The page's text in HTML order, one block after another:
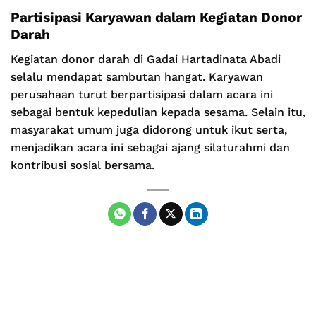
Partisipasi Karyawan dalam Kegiatan Donor
Darah
Kegiatan donor darah di Gadai Hartadinata Abadi
selalu mendapat sambutan hangat. Karyawan
perusahaan turut berpartisipasi dalam acara ini
sebagai bentuk kepedulian kepada sesama. Selain itu,
masyarakat umum juga didorong untuk ikut serta,
menjadikan acara ini sebagai ajang silaturahmi dan
kontribusi sosial bersama.